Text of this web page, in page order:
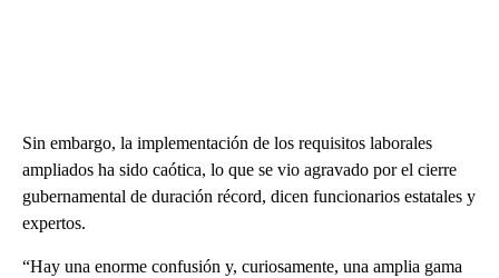
Sin embargo, la implementación de los requisitos laborales
ampliados ha sido caótica, lo que se vio agravado por el cierre
gubernamental de duración récord, dicen funcionarios estatales y
expertos.
“Hay una enorme confusión y, curiosamente, una amplia gama